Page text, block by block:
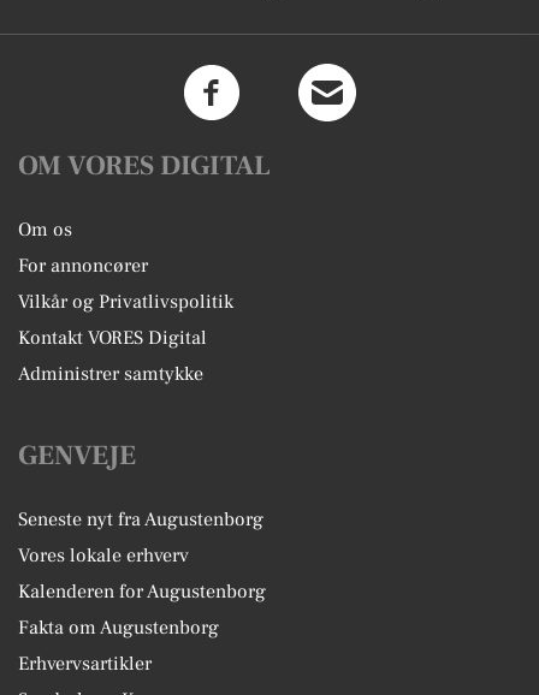
OM VORES DIGITAL
Om os
For annoncører
Vilkår og Privatlivspolitik
Kontakt VORES Digital
Administrer samtykke
GENVEJE
Seneste nyt fra Augustenborg
Vores lokale erhverv
Kalenderen for Augustenborg
Fakta om Augustenborg
Erhvervsartikler